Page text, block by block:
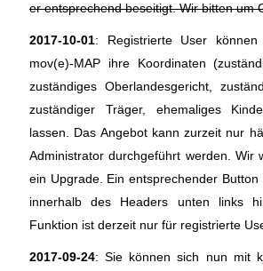
er entsprechend beseitigt. Wir bitten um
2017-10-01: Registrierte User
mov(e)-MAP ihre Koordinaten
zuständiges Oberlandesgericht,
zuständiger Träger, ehemaliges
lassen. Das Angebot kann zurzeit nur
Administrator durchgeführt werden. Wir
ein Upgrade. Ein entsprechender
innerhalb des Headers unten links
Funktion ist derzeit nur für registrierte
2017-09-24: Sie können sich nun mit